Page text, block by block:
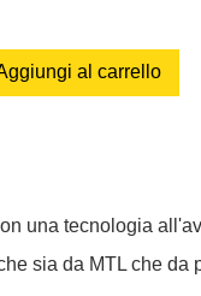
al carrello
una tecnologia
sia da MTL che da